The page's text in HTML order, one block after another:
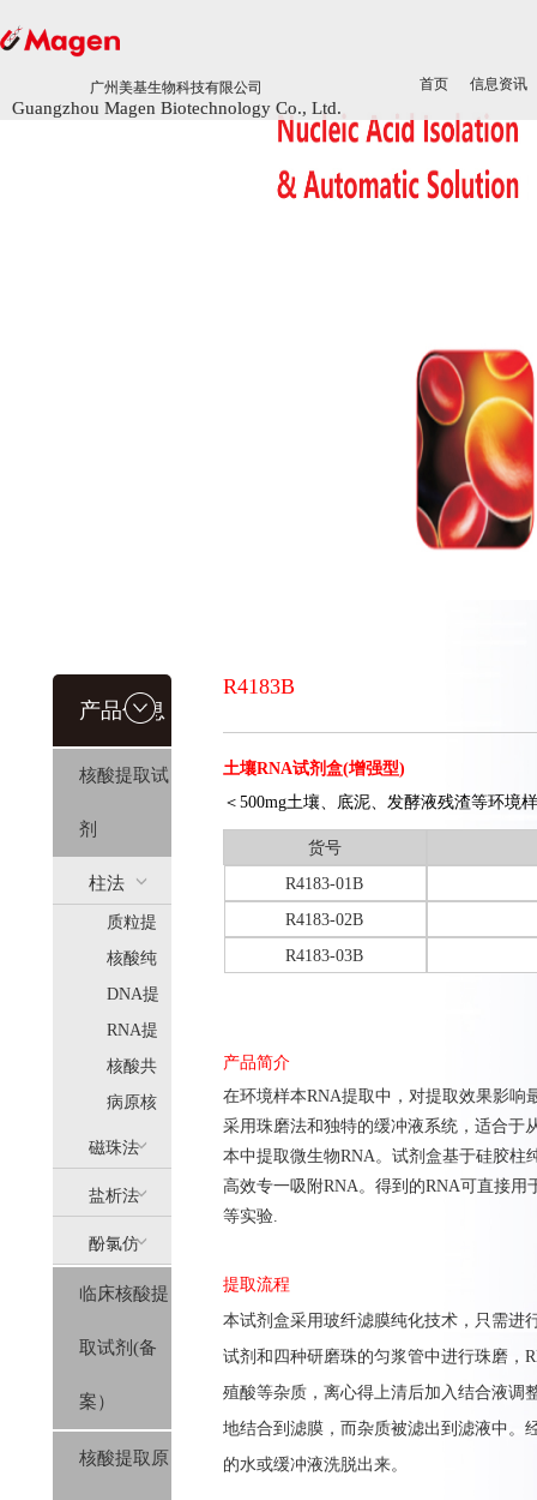
广州美基生物科技有限公司
Guangzhou Magen Biotechnology Co., Ltd.
首页 信息资讯
广州美基生物科技有限公司
Guangzhou Magen Biotechnology Co., Ltd.
首页 信息资讯
产品信息
核酸提取试
剂
柱法
质粒提
取
核酸纯
化
DNA提
取
RNA提
取
核酸共
提
(AllPure)
病原核
酸提取
磁珠法
(MagPure)
盐析法
(SolPure)
酚氯仿
(Trizol系
列）
临床核酸提
取试剂(备
案）
核酸提取原
R4183B
土壤RNA试剂盒(增强型)
＜500mg土壤、底泥、发酵液残渣等环境
货号
R4183-01B
R4183-02B
R4183-03B
产品简介
在环境样本RNA提取中，对提取效果影响
采用珠磨法和独特的缓冲液系统，适合于
本中提取微生物RNA。试剂盒基于硅胶柱
高效专一吸附RNA。得到的RNA可直接用
等实验.
提取流程
本试剂盒采用玻纤滤膜纯化技术，只需进
试剂和四种研磨珠的匀浆管中进行珠磨，
殖酸等杂质，离心得上清后加入结合液调
地结合到滤膜，而杂质被滤出到滤液中。
的水或缓冲液洗脱出来。